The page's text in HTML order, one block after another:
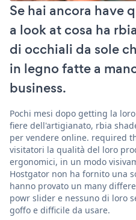
Se hai ancora have
a look at cosa ha
di occhiali da sole
in legno fatte a
business.
Pochi mesi dopo getting la
fiere dell'artigianato, rbia
per vendere online. required
visitatori la qualità del loro
ergonomici, in un modo
Hostgator non ha fornito una
hanno provato un many
powr slider e nessuno di loro
goffo e difficile da usare.